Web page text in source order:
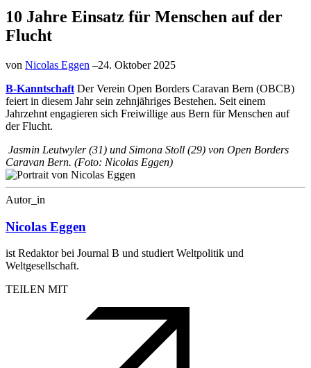
10 Jahre Einsatz für Menschen auf der
Flucht
von Nicolas Eggen –24. Oktober 2025
B-Kanntschaft Der Verein Open Borders Caravan Bern (OBCB)
feiert in diesem Jahr sein zehnjähriges Bestehen. Seit einem
Jahrzehnt engagieren sich Freiwillige aus Bern für Menschen auf
der Flucht.
Jasmin Leutwyler (31) und Simona Stoll (29) von Open Borders
Caravan Bern. (Foto: Nicolas Eggen)
Autor_in
Nicolas Eggen
ist Redaktor bei Journal B und studiert Weltpolitik und
Weltgesellschaft.
TEILEN MIT